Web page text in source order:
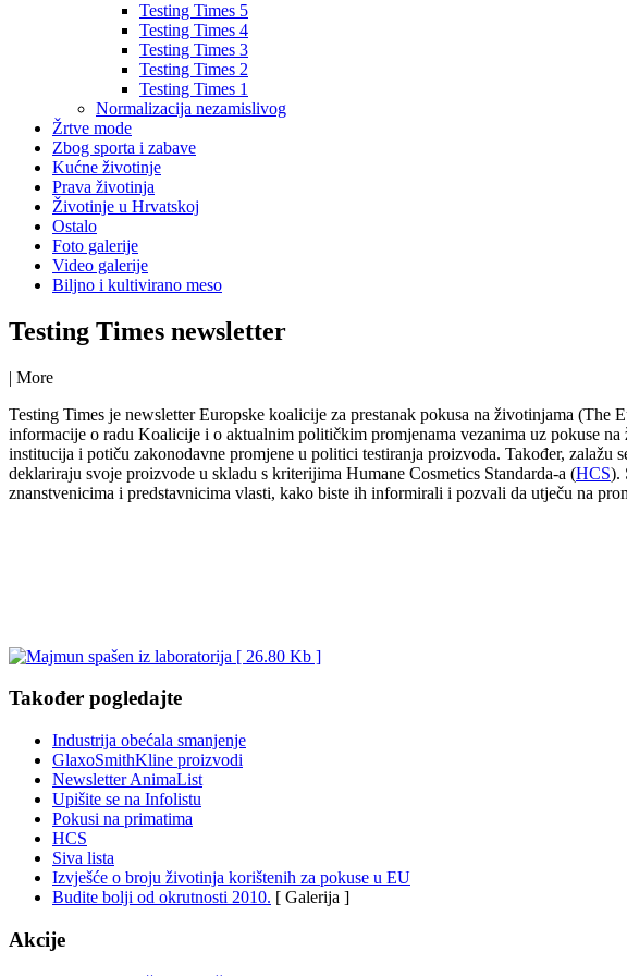
Testing Times 5
Testing Times 4
Testing Times 3
Testing Times 2
Testing Times 1
Normalizacija nezamislivog
Žrtve mode
Zbog sporta i zabave
Kućne životinje
Prava životinja
Životinje u Hrvatskoj
Ostalo
Foto galerije
Video galerije
Biljno i kultivirano meso
Testing Times newsletter
| More
Testing Times je newsletter Europske koalicije za prestanak pokusa na životinjama (The
informacije o radu Koalicije i o aktualnim političkim promjenama vezanima uz pokuse
institucija i potiču zakonodavne promjene u politici testiranja proizvoda. Također,
deklariraju svoje proizvode u skladu s kriterijima Humane Cosmetics Standarda-a (HCS).
znanstvenicima i predstavnicima vlasti, kako biste ih informirali i pozvali da utječu na
Također pogledajte
Industrija obećala smanjenje
GlaxoSmithKline proizvodi
Newsletter AnimaList
Upišite se na Infolistu
Pokusi na primatima
HCS
Siva lista
Izvješće o broju životinja korištenih za pokuse u EU
Budite bolji od okrutnosti 2010. [ Galerija ]
Akcije